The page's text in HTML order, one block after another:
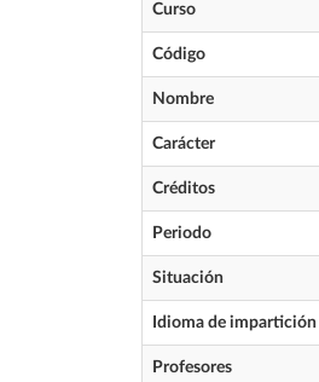
Curso
Código
Nombre
Carácter
Créditos
Periodo
Situación
Idioma de impartición
Profesores